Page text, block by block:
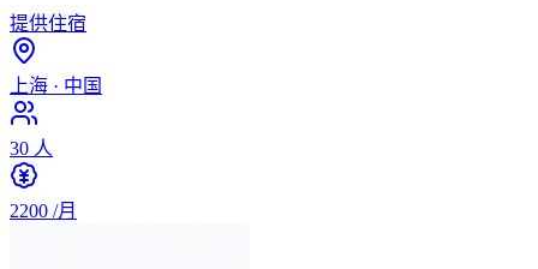
提供住宿
上海 · 中国
30 人
2200 /月